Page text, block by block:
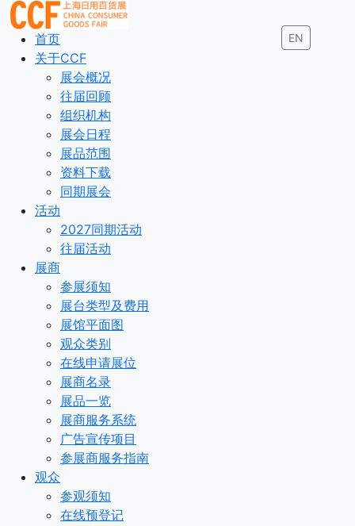
EN
首页
关于CCF
展会概况
往届回顾
组织机构
展会日程
展品范围
资料下载
同期展会
活动
2027同期活动
往届活动
展商
参展须知
展台类型及费用
展馆平面图
观众类别
在线申请展位
展商名录
展品一览
展商服务系统
广告宣传项目
参展商服务指南
观众
参观须知
在线预登记